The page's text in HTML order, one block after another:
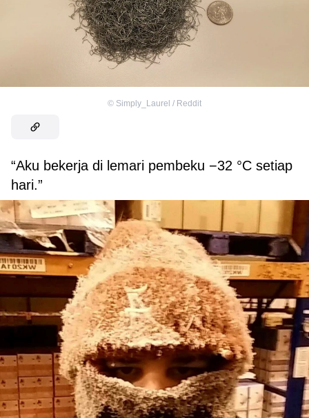
© Simply_Laurel / Reddit
“Aku bekerja di lemari pembeku −32 °C setiap
hari.”